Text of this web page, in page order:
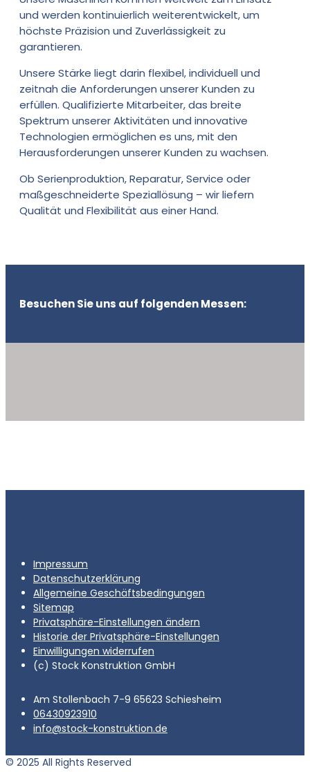
und werden kontinuierlich weiterentwickelt, um
höchste Präzision und Zuverlässigkeit zu
garantieren.
Unsere Stärke liegt darin flexibel, individuell und
zeitnah die Anforderungen unserer Kunden zu
erfüllen. Qualifizierte Mitarbeiter, das breite
Spektrum unserer Aktivitäten und innovative
Technologien ermöglichen es uns, mit den
Herausforderungen unserer Kunden zu wachsen.
Ob Serienproduktion, Reparatur, Service oder
maßgeschneiderte Speziallösung – wir liefern
Qualität und Flexibilität aus einer Hand.
Besuchen Sie uns auf folgenden Messen:
Impressum
Datenschutzerklärung
Allgemeine Geschäftsbedingungen
Sitemap
Privatsphäre-Einstellungen ändern
Historie der Privatsphäre-Einstellungen
Einwilligungen widerrufen
(c) Stock Konstruktion GmbH
Am Stollenbach 7-9 65623 Schiesheim
06430923910
info@stock-konstruktion.de
© 2025 All Rights Reserved